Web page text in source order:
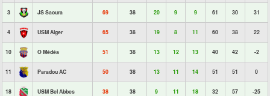
3 JS Saoura 69 38 20 9 9 61 30 31
4 USM Alger 65 38 19 8 11 60 38 22
10 O Médéa 51 38 13 12 13 40 42 -2
11 Paradou AC 50 38 13 11 14 51 51 0
18 USM Bel Abbes 38 38 9 11 18 32 57 -25